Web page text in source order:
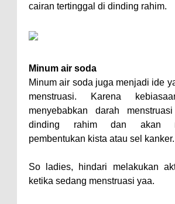
cairan tertinggal di dinding rahim.
Minum air soda
Minum air soda juga menjadi ide
menstruasi. Karena
menyebabkan darah
dinding rahim dan akan
pembentukan kista atau sel kanker.
So ladies, hindari melakukan
ketika sedang menstruasi yaa.